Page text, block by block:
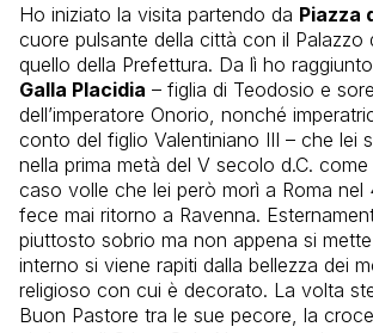
Ho iniziato la visita partendo da Piazza
cuore pulsante della città con il Palazzo
quello della Prefettura. Da lì ho
Galla Placidia – figlia di Teodosio e
dell’imperatore Onorio, nonché
conto del figlio Valentiniano III – che lei
nella prima metà del V secolo d.C.
caso volle che lei però morì a Roma nel
fece mai ritorno a Ravenna.
piuttosto sobrio ma non appena si
interno si viene rapiti dalla bellezza dei
religioso con cui è decorato. La volta
Buon Pastore tra le sue pecore, la